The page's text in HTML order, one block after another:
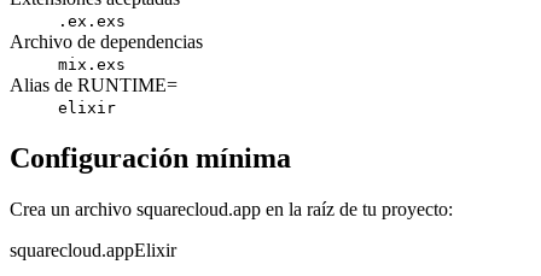
.ex .exs
Archivo de dependencias
mix.exs
Alias de RUNTIME=
elixir
Configuración mínima
Crea un archivo squarecloud.app en la raíz de tu proyecto:
squarecloud.appElixir